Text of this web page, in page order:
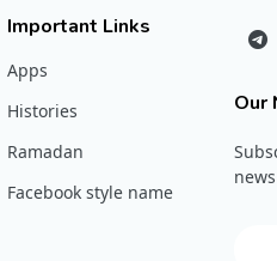
Important Links
Apps
Histories
Ramadan
Facebook style name
Our